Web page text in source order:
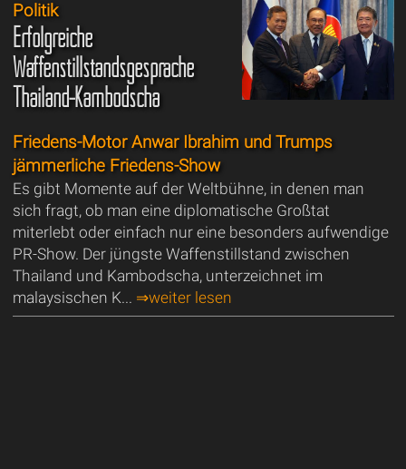
Politik
Erfolgreiche
Waffenstillstandsgespräche
Thailand-Kambodscha
Friedens-Motor Anwar Ibrahim und Trumps
jämmerliche Friedens-Show
Es gibt Momente auf der Weltbühne, in denen man
sich fragt, ob man eine diplomatische Großtat
miterlebt oder einfach nur eine besonders aufwendige
PR-Show. Der jüngste Waffenstillstand zwischen
Thailand und Kambodscha, unterzeichnet im
malaysischen K... ⇒weiter lesen